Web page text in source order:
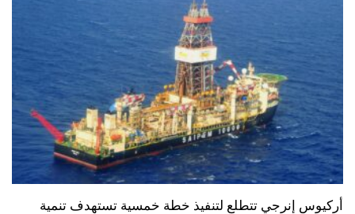
أركيوس إنرجي تتطلع لتنفيذ خطة خمسية تستهدف تنمية